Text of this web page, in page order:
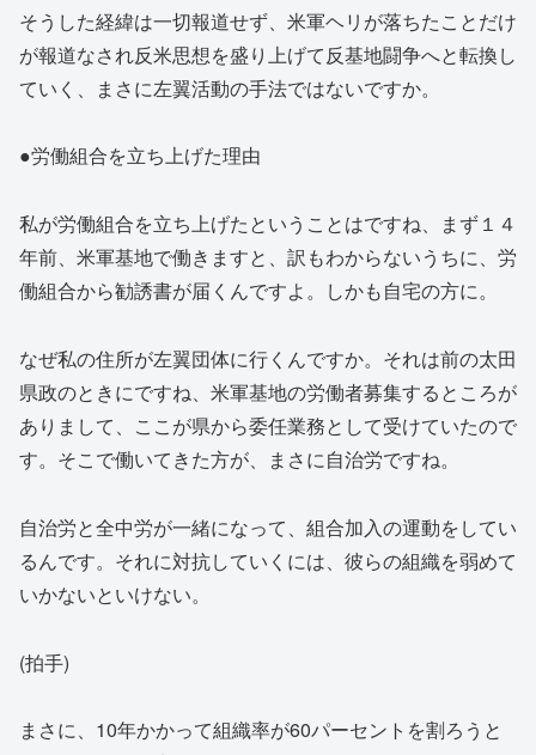
そうした経緯は一切報道せず、米軍ヘリが落ちたことだけ
が報道なされ反米思想を盛り上げて反基地闘争へと転換し
ていく、まさに左翼活動の手法ではないですか。
●労働組合を立ち上げた理由
私が労働組合を立ち上げたということはですね、まず１４
年前、米軍基地で働きますと、訳もわからないうちに、労
働組合から勧誘書が届くんですよ。しかも自宅の方に。
なぜ私の住所が左翼団体に行くんですか。それは前の太田
県政のときにですね、米軍基地の労働者募集するところが
ありまして、ここが県から委任業務として受けていたので
す。そこで働いてきた方が、まさに自治労ですね。
自治労と全中労が一緒になって、組合加入の運動をしてい
るんです。それに対抗していくには、彼らの組織を弱めて
いかないといけない。
(拍手)
まさに、10年かかって組織率が60パーセントを割ろうと